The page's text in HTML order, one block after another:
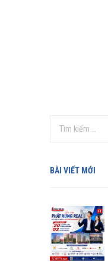
BÀI VIẾT MỚI